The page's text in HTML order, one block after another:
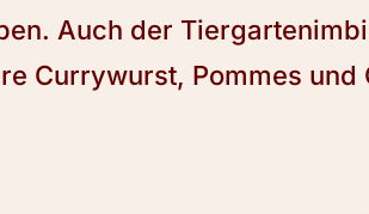
Auch der
Currywurst, Pommes und